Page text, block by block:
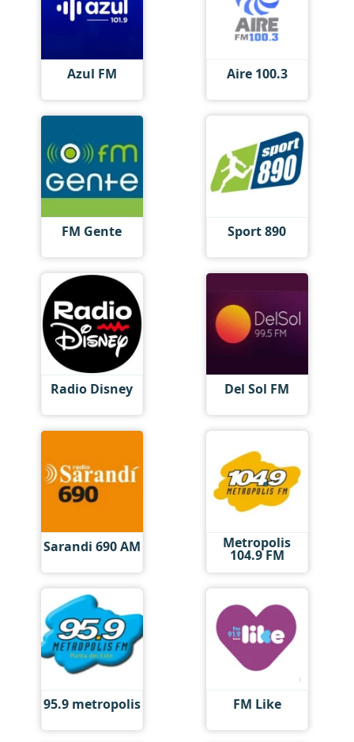
Azul FM Aire 100.3
FM Gente Sport 890
Radio Disney Del Sol FM
Sarandi 690 AM Metropolis
104.9 FM
95.9 metropolis FM Like